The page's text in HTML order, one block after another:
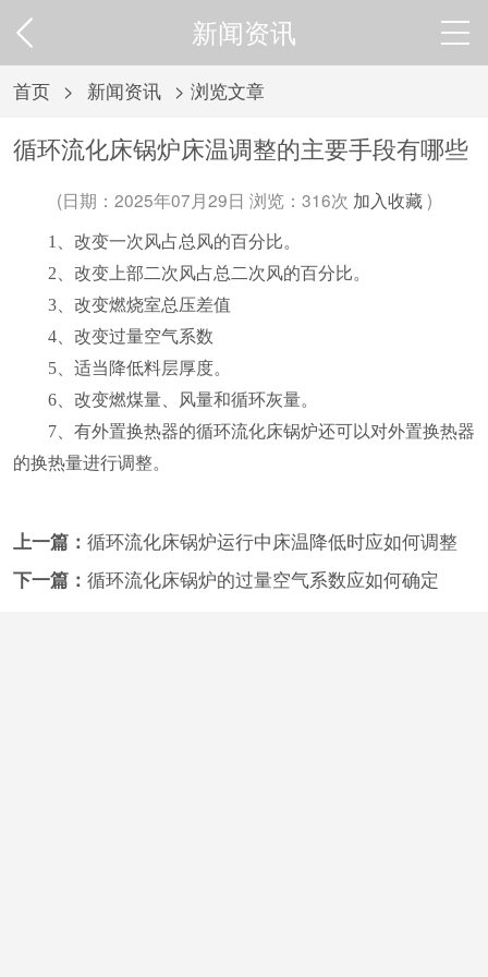
新闻资讯
首页 > 新闻资讯 > 浏览文章
循环流化床锅炉床温调整的主要手段有哪些
(日期：2025年07月29日 浏览： 316次 加入收藏)
1、改变一次风占总风的百分比。
2、改变上部二次风占总二次风的百分比。
3、改变燃烧室总压差值
4、改变过量空气系数
5、适当降低料层厚度。
6、改变燃煤量、风量和循环灰量。
7、有外置换热器的循环流化床锅炉还可以对外置换热器
的换热量进行调整。
上一篇： 循环流化床锅炉运行中床温降低时应如何调整
下一篇： 循环流化床锅炉的过量空气系数应如何确定